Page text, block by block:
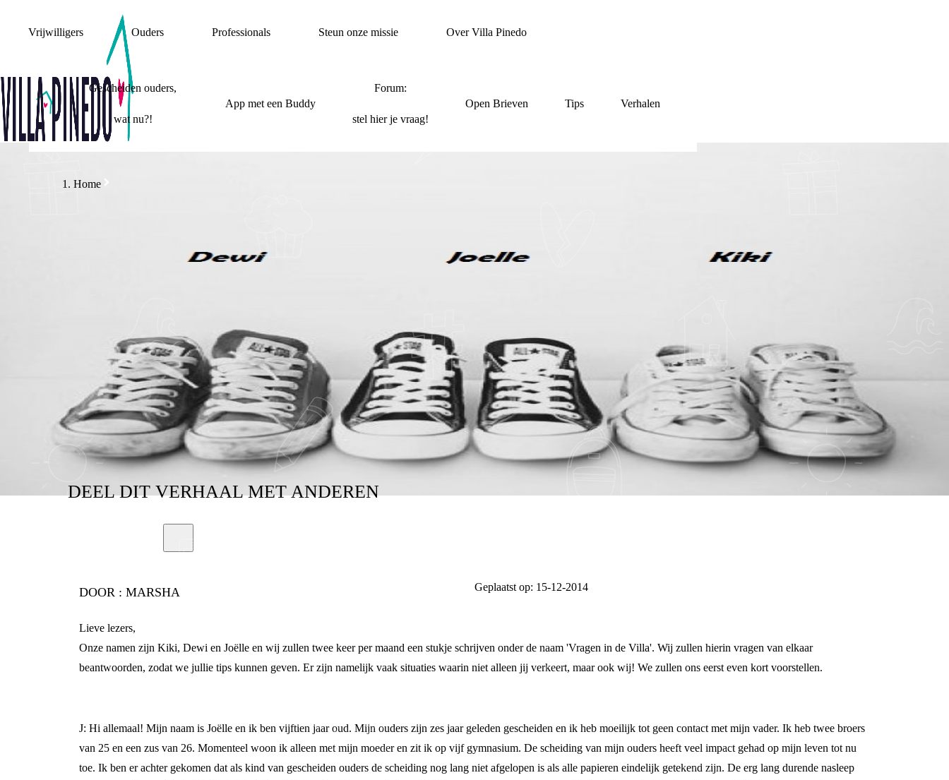
Vrijwilligers Ouders Professionals Steun onze missie Over Villa Pinedo
Gescheiden ouders,
wat nu?!
App met een Buddy
Forum:
stel hier je vraag!
Open Brieven Tips Verhalen
Home
DEELDIT VERHAALMET ANDEREN
DOOR : MARSHA Geplaatst op: 15-12-2014
Lieve lezers,
Onze namen zijn Kiki, Dewi en Joëlle en wij zullen twee keer per maand een stukje schrijven onder de naam 'Vragen in de Villa'. Wij zullen hierin vragen van elkaar
beantwoorden, zodat we jullie tips kunnen geven. Er zijn namelijk vaak situaties waarin niet alleen jij verkeert, maar ook wij! We zullen ons eerst even kort voorstellen.
J: Hi allemaal! Mijn naam is Joëlle en ik ben vijftien jaar oud. Mijn ouders zijn zes jaar geleden gescheiden en ik heb moeilijk tot geen contact met mijn vader. Ik heb twee broers
van 25 en een zus van 26. Momenteel woon ik alleen met mijn moeder en zit ik op vijf gymnasium. De scheiding van mijn ouders heeft veel impact gehad op mijn leven tot nu
toe. Ik ben er achter gekomen dat als kind van gescheiden ouders de scheiding nog lang niet afgelopen is als alle papieren eindelijk getekend zijn. De erg lang durende nasleep